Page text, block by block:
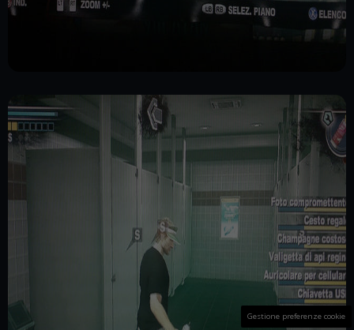
Gestione preferenze cookie